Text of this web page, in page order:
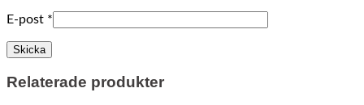
E-post *
Relaterade produkter